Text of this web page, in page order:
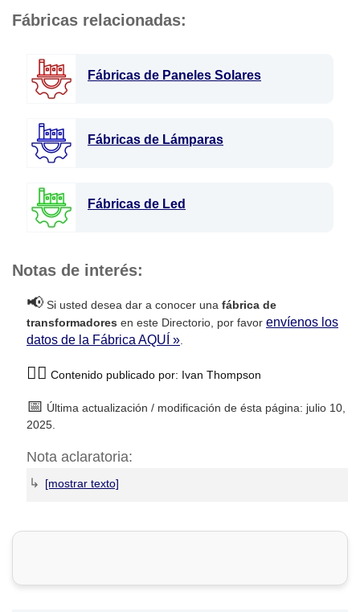
Fábricas relacionadas:
Fábricas de Paneles Solares
Fábricas de Lámparas
Fábricas de Led
Notas de interés:
📢 Si usted desea dar a conocer una fábrica de
transformadores en este Directorio, por favor envíenos los
datos de la Fábrica AQUÍ »
🙋‍♂️ Contenido publicado por: Ivan Thompson
📅 Última actualización / modificación de ésta página: julio 10,
2025.
Nota aclaratoria:
↳
información proporcionada en los sitios web de lasFábricas
cumplimiento de los productos y servicios ofrecidos por